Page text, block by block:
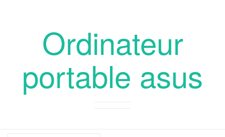
Ordinateur
portable asus